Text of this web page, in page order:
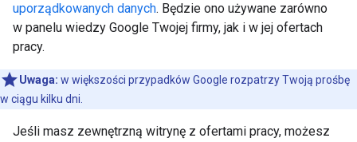
uporządkowanych danych. Będzie ono używane zarówno
w panelu wiedzy Google Twojej firmy, jak i w jej ofertach
pracy.
Uwaga: w większości przypadków Google rozpatrzy Twoją prośbę
w ciągu kilku dni.
Jeśli masz zewnętrzną witrynę z ofertami pracy, możesz